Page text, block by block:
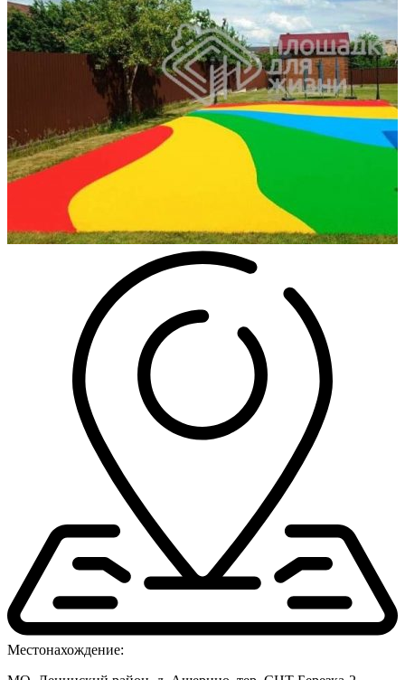
Местонахождение: